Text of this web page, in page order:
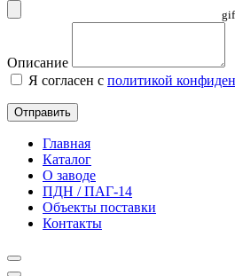
Описание
Я согласен с политикой
Отправить
Главная
Каталог
О заводе
ПДН / ПАГ-14
Объекты поставки
Контакты